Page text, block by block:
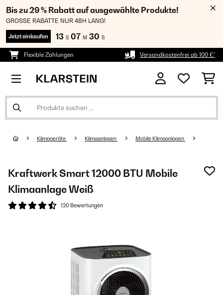
Bis zu 29 % Rabatt auf ausgewählte Produkte!
GROSSE RABATTE NUR 48H LANG!
Jetzt einkaufen 13 S 07 M 29 S
Flexible Zahlungen Versandkostenfrei ab 100 €*
Klimageräte Klimaanlagen Mobile Klimaanlagen
Kraftwerk Smart 12000 BTU Mobile
Klimaanlage Weiß
120 Bewertungen